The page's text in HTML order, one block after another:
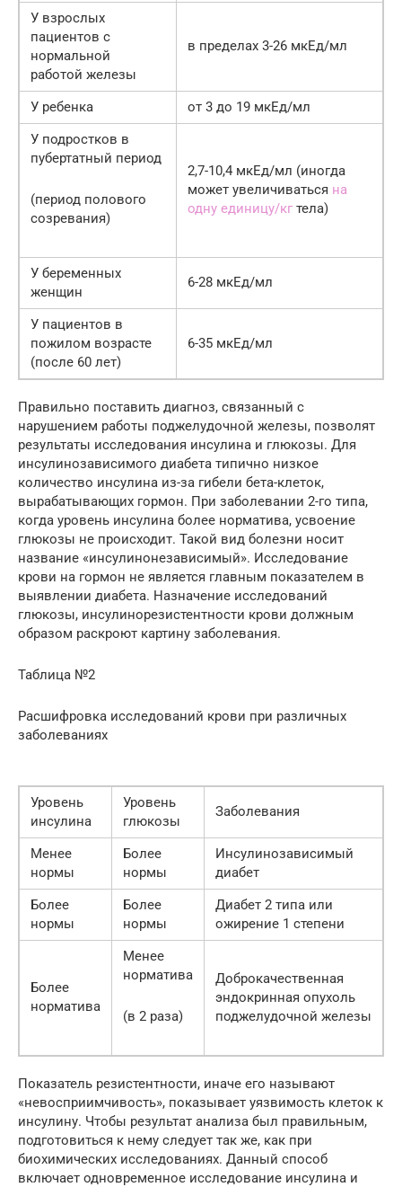
У взрослых
пациентов с
нормальной
работой железы
в пределах 3-26 мкЕд/мл
У ребенка
от 3 до 19 мкЕд/мл
У подростков в
пубертатный период
(период полового
созревания)
2,7-10,4 мкЕд/мл (иногда
может увеличиваться на
одну единицу/кг тела)
У беременных
женщин
6-28 мкЕд/мл
У пациентов в
пожилом возрасте
(после 60 лет)
6-35 мкЕд/мл
Правильно поставить диагноз, связанный с
нарушением работы поджелудочной железы, позволят
результаты исследования инсулина и глюкозы. Для
инсулинозависимого диабета типично низкое
количество инсулина из-за гибели бета-клеток,
вырабатывающих гормон. При заболевании 2-го типа,
когда уровень инсулина более норматива, усвоение
глюкозы не происходит. Такой вид болезни носит
название «инсулинонезависимый». Исследование
крови на гормон не является главным показателем в
выявлении диабета. Назначение исследований
глюкозы, инсулинорезистентности крови должным
образом раскроют картину заболевания.
Таблица №2
Расшифровка исследований крови при различных
заболеваниях
Уровень
инсулина
Уровень
глюкозы
Заболевания
Менее
нормы
Более
нормы
Инсулинозависимый
диабет
Более
нормы
Более
нормы
Диабет 2 типа или
ожирение 1 степени
Более
норматива
Менее
норматива
(в 2 раза)
Доброкачественная
эндокринная опухоль
поджелудочной железы
Показатель резистентности, иначе его называют
«невосприимчивость», показывает уязвимость клеток к
инсулину. Чтобы результат анализа был правильным,
подготовиться к нему следует так же, как при
биохимических исследованиях. Данный способ
включает одновременное исследование инсулина и